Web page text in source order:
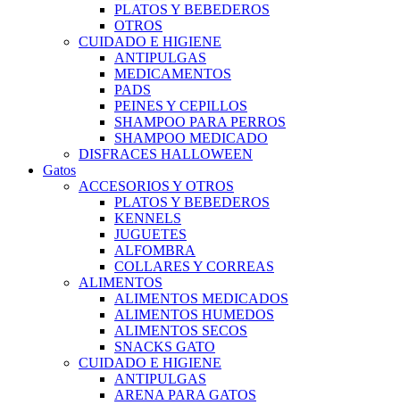
PLATOS Y BEBEDEROS
OTROS
CUIDADO E HIGIENE
ANTIPULGAS
MEDICAMENTOS
PADS
PEINES Y CEPILLOS
SHAMPOO PARA PERROS
SHAMPOO MEDICADO
DISFRACES HALLOWEEN
Gatos
ACCESORIOS Y OTROS
PLATOS Y BEBEDEROS
KENNELS
JUGUETES
ALFOMBRA
COLLARES Y CORREAS
ALIMENTOS
ALIMENTOS MEDICADOS
ALIMENTOS HUMEDOS
ALIMENTOS SECOS
SNACKS GATO
CUIDADO E HIGIENE
ANTIPULGAS
ARENA PARA GATOS